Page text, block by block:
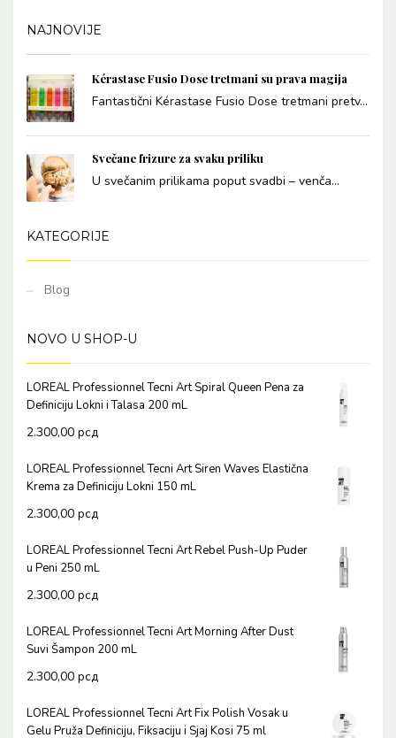
NAJNOVIJE
Kérastase Fusio Dose tretmani su prava magija
Fantastični Kérastase Fusio Dose tretmani pretv...
Svečane frizure za svaku priliku
U svečanim prilikama poput svadbi – venča...
KATEGORIJE
Blog
NOVO U SHOP-U
LOREAL Professionnel Tecni Art Spiral Queen Pena za
Definiciju Lokni i Talasa 200 mL
2.300,00 рсд
LOREAL Professionnel Tecni Art Siren Waves Elastična
Krema za Definiciju Lokni 150 mL
2.300,00 рсд
LOREAL Professionnel Tecni Art Rebel Push-Up Puder
u Peni 250 mL
2.300,00 рсд
LOREAL Professionnel Tecni Art Morning After Dust
Suvi Šampon 200 mL
2.300,00 рсд
LOREAL Professionnel Tecni Art Fix Polish Vosak u
Gelu Pruža Definiciju, Fiksaciju i Sjaj Kosi 75 ml